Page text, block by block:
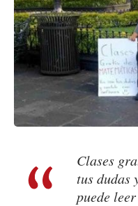
Clases
tus dudas
puede